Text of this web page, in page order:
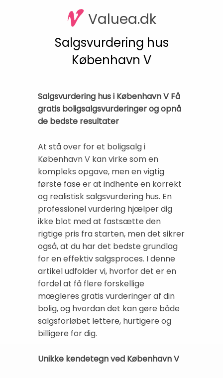
Valuea.dk
Salgsvurdering hus
København V
Salgsvurdering hus i København V Få
gratis boligsalgsvurderinger og opnå
de bedste resultater
At stå over for et boligsalg i
København V kan virke som en
kompleks opgave, men en vigtig
første fase er at indhente en korrekt
og realistisk salgsvurdering hus. En
professionel vurdering hjælper dig
ikke blot med at fastsætte den
rigtige pris fra starten, men det sikrer
også, at du har det bedste grundlag
for en effektiv salgsproces. I denne
artikel udfolder vi, hvorfor det er en
fordel at få flere forskellige
mægleres gratis vurderinger af din
bolig, og hvordan det kan gøre både
salgsforløbet lettere, hurtigere og
billigere for dig.
Unikke kendetegn ved København V